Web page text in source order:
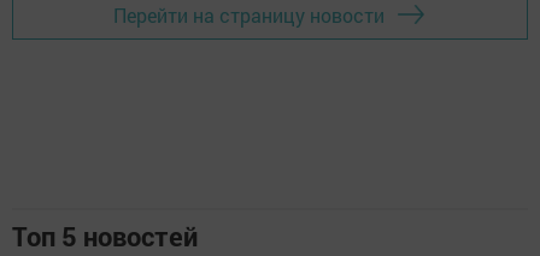
Перейти на страницу новости
Топ 5 новостей